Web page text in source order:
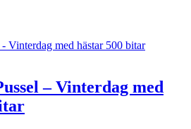
– Vinterdag med